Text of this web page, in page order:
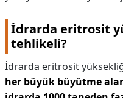
İdrarda eritrosit
tehlikeli?
İdrarda eritrosit
her büyük büyütme